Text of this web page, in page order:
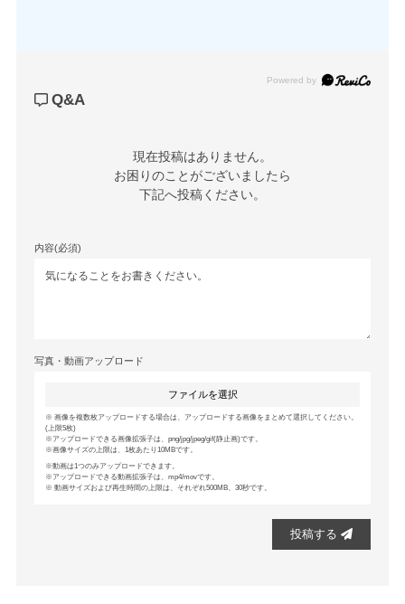
Powered by
Q&A
現在投稿はありません。
お困りのことがございましたら
下記へ投稿ください。
内容(必須)
写真・動画アップロード
ファイルを選択
画像を複数枚アップロードする場合は、アップロードする画像をまとめて選択してください。
(上限5枚)
アップロードできる画像拡張子は、png/jpg/jpeg/gif(静止画)です。
画像サイズの上限は、1枚あたり10MBです。
動画は1つのみアップロードできます。
アップロードできる動画拡張子は、mp4/movです。
動画サイズおよび再生時間の上限は、それぞれ500MB、30秒です。
投稿する